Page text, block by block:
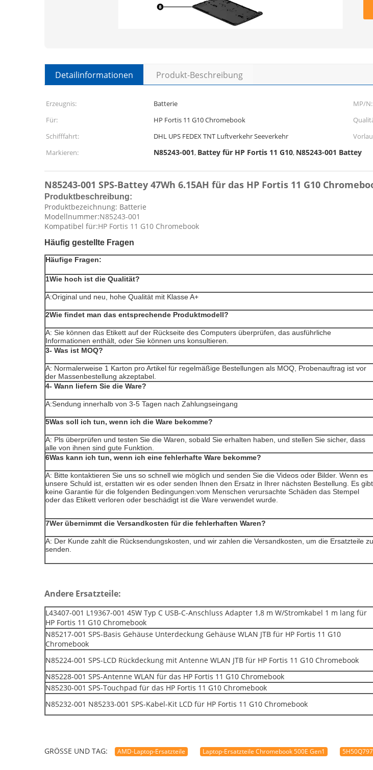
Detailinformationen Produkt-Beschreibung
Erzeugnis: Batterie MP/N:
Für:
HP Fortis 11 G10 Chromebook
Schifffahrt:
DHL UPS FEDEX TNT Luftverkehr Seeverkehr
Markieren:
N85243-001, Battey für HP Fortis 11 G10, N85243-001 Battey
N85243-001 SPS-Battey 47Wh 6.15AH für das HP Fortis 11 G10
Produktbeschreibung:
Produktbezeichnung: Batterie
Modellnummer:N85243-001
Kompatibel für:HP Fortis 11 G10 Chromebook
Häufig gestellte Fragen
Häufige Fragen:
1Wie hoch ist die Qualität?
A:Original und neu, hohe Qualität mit Klasse A+
2Wie findet man das entsprechende Produktmodell?
A: Sie können das Etikett auf der Rückseite des Computers überprüfen, das ausführliche
Informationen enthält, oder Sie können uns konsultieren.
3- Was ist MOQ?
A: Normalerweise 1 Karton pro Artikel für regelmäßige Bestellungen als MOQ, Probenauftrag ist vor
der Massenbestellung akzeptabel.
4- Wann liefern Sie die Ware?
A:Sendung innerhalb von 3-5 Tagen nach Zahlungseingang
5Was soll ich tun, wenn ich die Ware bekomme?
A: Pls überprüfen und testen Sie die Waren, sobald Sie erhalten haben, und stellen Sie sicher, dass
alle von ihnen sind gute Funktion.
6Was kann ich tun, wenn ich eine fehlerhafte Ware bekomme?
A: Bitte kontaktieren Sie uns so schnell wie möglich und senden Sie die Videos oder Bilder. Wenn es
unsere Schuld ist, erstatten wir es oder senden Ihnen den Ersatz in Ihrer nächsten Bestellung. Es gibt
keine Garantie für die folgenden Bedingungen:vom Menschen verursachte Schäden das Stempel
oder das Etikett verloren oder beschädigt ist die Ware verwendet wurde.
7Wer übernimmt die Versandkosten für die fehlerhaften Waren?
A: Der Kunde zahlt die Rücksendungskosten, und wir zahlen die Versandkosten, um die Ersatzteile zu
senden.
Andere Ersatzteile:
L43407-001 L19367-001 45W Typ C USB-C-Anschluss Adapter 1,8 m W/Stromkabel 1 m lang für
HP Fortis 11 G10 Chromebook
N85217-001 SPS-Basis Gehäuse Unterdeckung Gehäuse WLAN JTB für HP Fortis 11 G10
Chromebook
N85224-001 SPS-LCD Rückdeckung mit Antenne WLAN JTB für HP Fortis 11 G10 Chromebook
N85228-001 SPS-Antenne WLAN für das HP Fortis 11 G10 Chromebook
N85230-001 SPS-Touchpad für das HP Fortis 11 G10 Chromebook
N85232-001 N85233-001 SPS-Kabel-Kit LCD für HP Fortis 11 G10 Chromebook
GRÖSSE UND TAG: AMD-Laptop-Ersatzteile Laptop-Ersatzteile Chromebook 500E Gen1